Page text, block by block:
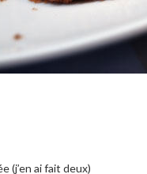
(j’en ai fait deux)